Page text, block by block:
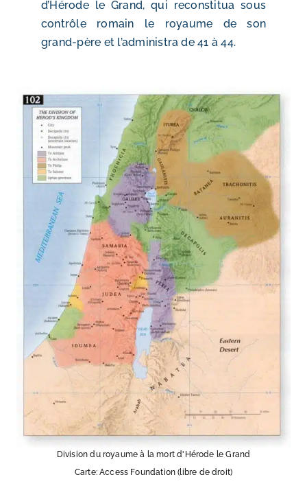
d’Hérode le Grand, qui reconstitua sous
contrôle romain le royaume de son
grand-père et l’administra de 41 à 44.
Division du royaume à la mort d'Hérode le Grand
Carte: Access Foundation (libre de droit)